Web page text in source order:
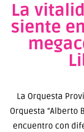
La
siente
La Orquesta
Orquesta “Alberto
encuentro con